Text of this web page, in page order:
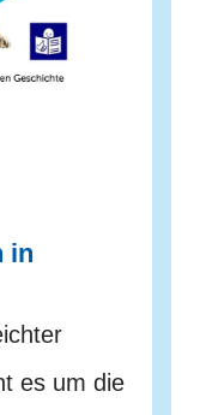
in
es um die